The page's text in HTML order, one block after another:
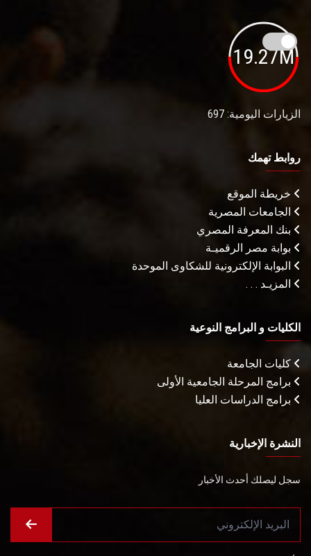
19.27M
الزيارات اليومية: 697
روابط تهمك
خريطة الموقع
الجامعات المصرية
بنك المعرفة المصري
بوابة مصر الرقميـة
البوابة الإلكترونية للشكاوى الموحدة
المزيـد . . .
الكليات و البرامج النوعية
كليات الجامعة
برامج المرحلة الجامعية الأولى
برامج الدراسات العليا
النشرة الإخبارية
سجل ليصلك أحدث الأخبار